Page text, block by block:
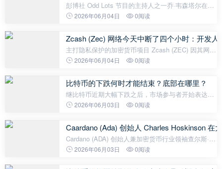
彭博社 Odd Lots 节目的主持人之一乔·韦森塔尔在一
份新闻稿中表示，当前时期可能是“历史上最严峻的加
密货币市场目前正同时面
2026年06月04日 0阅读
Zcash (Zec) 网络今天中断了四个小时：开发
主打隐私保护的加密货币项目 Zcash (ZEC) 因其网络
技术故障而成为新闻焦点。据公开数据显示，Zcash
发生在前一天开发人员发
2026年06月04日 0阅读
比特币的下跌何时才能结束？底部在哪里？
继比特币近期大幅下跌之后，市场参与者开始表达更
加谨慎的预测。一些分析师和交易员认为，当前的熊
区间是有可能的。 知名比特
2026年06月03日 0阅读
Caardano (Ada) 创始人 Charles Hoskinson 在
Cardano (ADA) 创始人兼加密货币行业领袖查尔斯·霍
斯金森 (Charles Hoskinson) 在最近的一次采访中，
2026年06月03日 0阅读